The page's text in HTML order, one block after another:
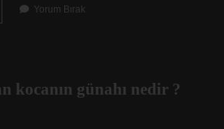
Yorum Bırak
kocanın günahı nedir ?